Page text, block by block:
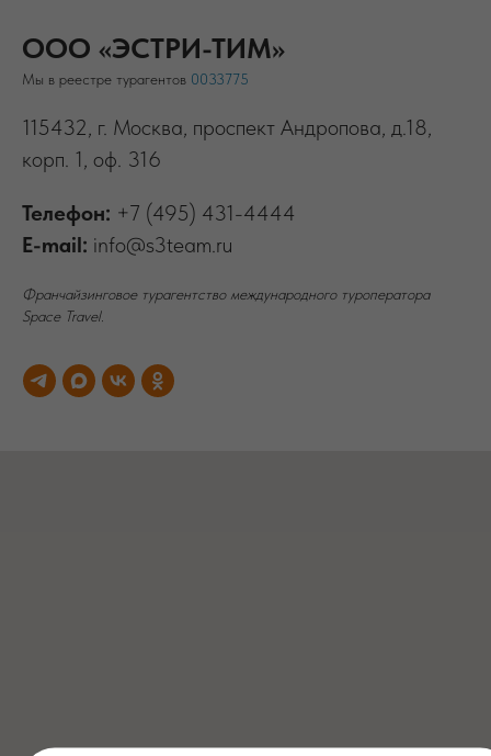
ООО «ЭСТРИ-ТИМ»
Мы в реестре турагентов 0033775
115432, г. Москва, проспект Андропова, д.18,
корп. 1, оф. 316
Телефон: +7 (495) 431-4444
E-mail: info@s3team.ru
Франчайзинговое турагентство международного туроператора
Space Travel.